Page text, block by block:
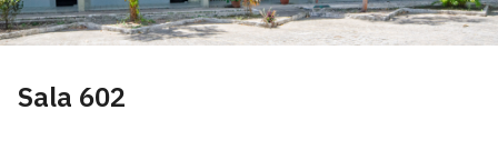
Sala 602